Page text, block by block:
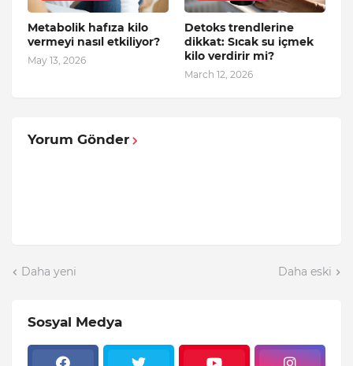
Metabolik hafıza kilo
vermeyi nasıl etkiliyor?
May 13, 2026
Detoks trendlerine
dikkat: Sıcak su içmek
kilo verdirir mi?
March 12, 2026
Yorum Gönder
Daha yeni Daha eski
Sosyal Medya